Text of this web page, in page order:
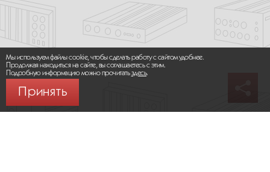
Мы используем файлы cookie, чтобы сделать работу с сайтом удобнее.
Продолжая находиться на сайте, вы соглашаетесь с этим.
Подробную информацию можно прочитатьздесь.
Принять